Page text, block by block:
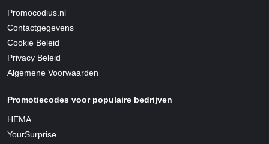
Promocodius.nl
Contactgegevens
Cookie Beleid
Privacy Beleid
Algemene Voorwaarden
Promotiecodes voor populaire bedrijven
HEMA
YourSurprise